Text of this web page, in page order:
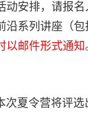
安排，请报名
沿系列讲座（
以邮件形式通知
次夏令营将评